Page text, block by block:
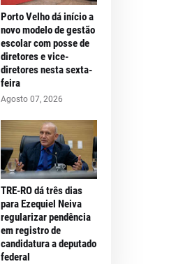
Porto Velho dá início a
novo modelo de gestão
escolar com posse de
diretores e vice-
diretores nesta sexta-
feira
Agosto 07, 2026
TRE-RO dá três dias
para Ezequiel Neiva
regularizar pendência
em registro de
candidatura a deputado
federal